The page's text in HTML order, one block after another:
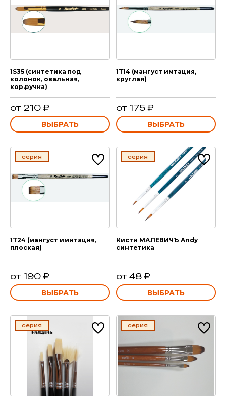
1S35 (синтетика под
колонок, овальная,
кор.ручка)
от 210 ₽
ВЫБРАТЬ
1T14 (мангуст имтация,
круглая)
от 175 ₽
ВЫБРАТЬ
серия
1T24 (мангуст имитация,
плоская)
от 190 ₽
ВЫБРАТЬ
серия
Кисти МАЛЕВИЧЪ Andy
синтетика
от 48 ₽
ВЫБРАТЬ
серия серия